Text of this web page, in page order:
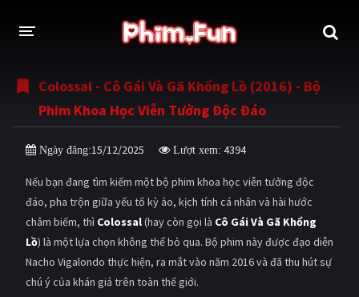
THỂ LOẠI
Thần thoại - Cổ trang Hành động
Tâm lý
Võ thuật - Kiếm hiệp Nhạc kịch
Kinh dị Tội phạm - Hình sự
Phiêu lưu Hài hước
Viễn tưởng Khoa học - Tài liệu
Colossal - Cô Gái Và Gã Khổng Lồ (2016) - Bộ
Phim Khoa Học Viễn Tưởng Độc Đáo
Ngày đăng:15/12/2025 Lượt xem: 4394
Nếu bạn đang tìm kiếm một bộ phim khoa học viễn tưởng độc
đáo, pha trộn giữa yếu tố kỳ ảo, kịch tính cá nhân và hài hước
châm biếm, thì Colossal(hay còn gọi là Cô Gái Và Gã Khổng
Lồ) là một lựa chọn không thể bỏ qua. Bộ phim này được đạo diễn
Nacho Vigalondo thực hiện, ra mắt vào năm 2016 và đã thu hút sự
chú ý của khán giả trên toàn thế giới.